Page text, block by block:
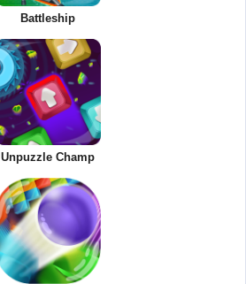
Battleship
Unpuzzle Champ